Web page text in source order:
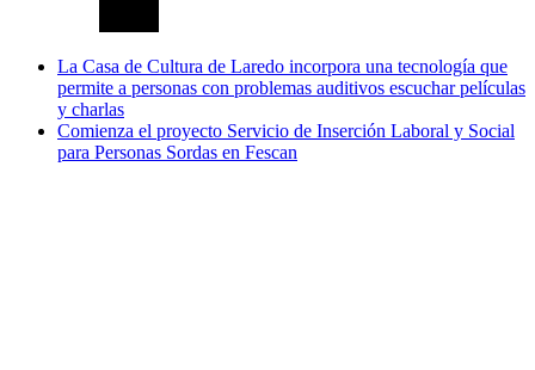
La Casa de Cultura de Laredo incorpora una tecnología que
permite a personas con problemas auditivos escuchar películas
y charlas
Comienza el proyecto Servicio de Inserción Laboral y Social
para Personas Sordas en Fescan